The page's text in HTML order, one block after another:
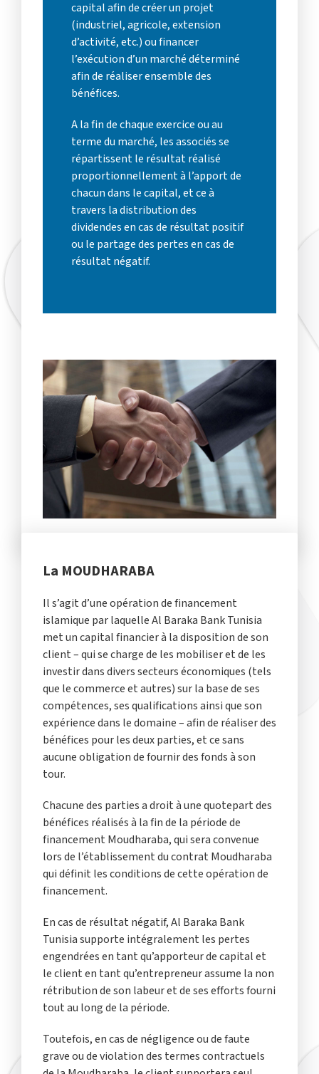
capital afin de créer un projet
(industriel, agricole, extension
d’activité, etc.) ou financer
l’exécution d’un marché déterminé
afin de réaliser ensemble des
bénéfices.
A la fin de chaque exercice ou au
terme du marché, les associés se
répartissent le résultat réalisé
proportionnellement à l’apport de
chacun dans le capital, et ce à
travers la distribution des
dividendes en cas de résultat positif
ou le partage des pertes en cas de
résultat négatif.
La MOUDHARABA
Il s’agit d’une opération de financement
islamique par laquelle Al Baraka Bank Tunisia
met un capital financier à la disposition de son
client – qui se charge de les mobiliser et de les
investir dans divers secteurs économiques (tels
que le commerce et autres) sur la base de ses
compétences, ses qualifications ainsi que son
expérience dans le domaine – afin de réaliser des
bénéfices pour les deux parties, et ce sans
aucune obligation de fournir des fonds à son
tour.
Chacune des parties a droit à une quotepart des
bénéfices réalisés à la fin de la période de
financement Moudharaba, qui sera convenue
lors de l’établissement du contrat Moudharaba
qui définit les conditions de cette opération de
financement.
En cas de résultat négatif, Al Baraka Bank
Tunisia supporte intégralement les pertes
engendrées en tant qu’apporteur de capital et
le client en tant qu’entrepreneur assume la non
rétribution de son labeur et de ses efforts fourni
tout au long de la période.
Toutefois, en cas de négligence ou de faute
grave ou de violation des termes contractuels